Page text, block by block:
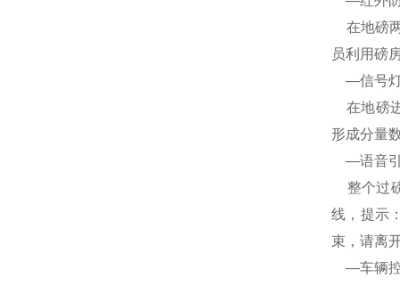
在地磅
员利用磅
—信号灯
在地磅
形成分量
—语音引
整个过
线，提示
束，请离
—车辆控